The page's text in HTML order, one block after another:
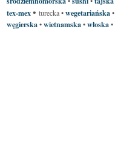
tex-mex• turecka •wegetariańska•
węgierska•wietnamska•włoska•